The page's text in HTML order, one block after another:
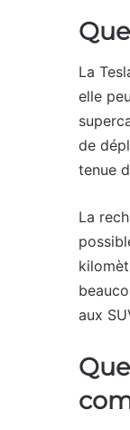
La
elle
de
tenue
La
aux